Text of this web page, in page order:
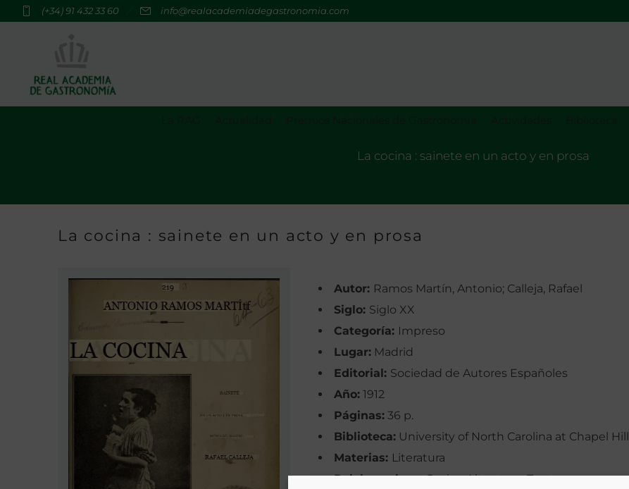
(+34) 91 432 33 60 info@realacademiadegastronomia.com
La cocina : sainete en un acto y en prosa
La cocina : sainete en un acto y en prosa
Autor: Ramos Martín, Antonio; Calleja, Rafael
Siglo: Siglo XX
Categoría: Impreso
Lugar: Madrid
Editorial: Sociedad de Autores Españoles
Año: 1912
Páginas: 36 p.
Biblioteca: University of North Carolina at Chapel Hill
Materias: Literatura
Palabras clave:Cocina, Literatura, Teatro